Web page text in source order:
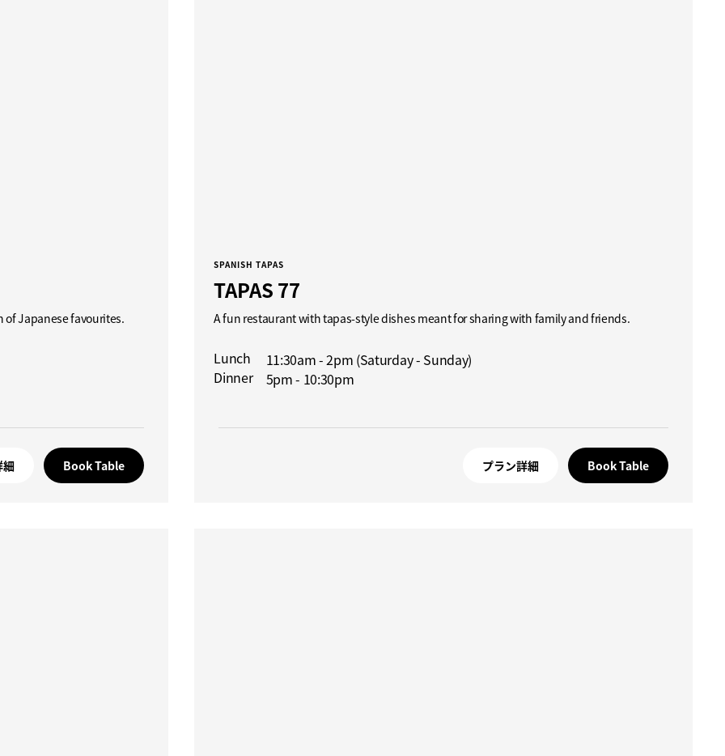
Japanese favourites.
細 Book Table
SPANISH TAPAS
TAPAS 77
A fun restaurant with tapas-style dishes meant for sharing with family and friends.
Lunch
11:30am - 2pm (Saturday - Sunday)
Dinner
5pm - 10:30pm
プラン詳細 Book Table